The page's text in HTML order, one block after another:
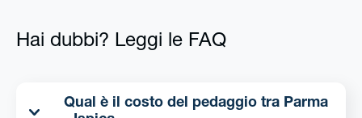
Hai dubbi? Leggi le FAQ
Qual è il costo del pedaggio tra Parma